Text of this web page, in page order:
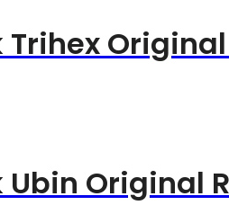
Trihex
Ubin Original